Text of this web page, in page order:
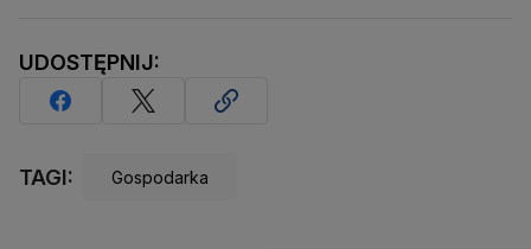
UDOSTĘPNIJ:
TAGI: Gospodarka